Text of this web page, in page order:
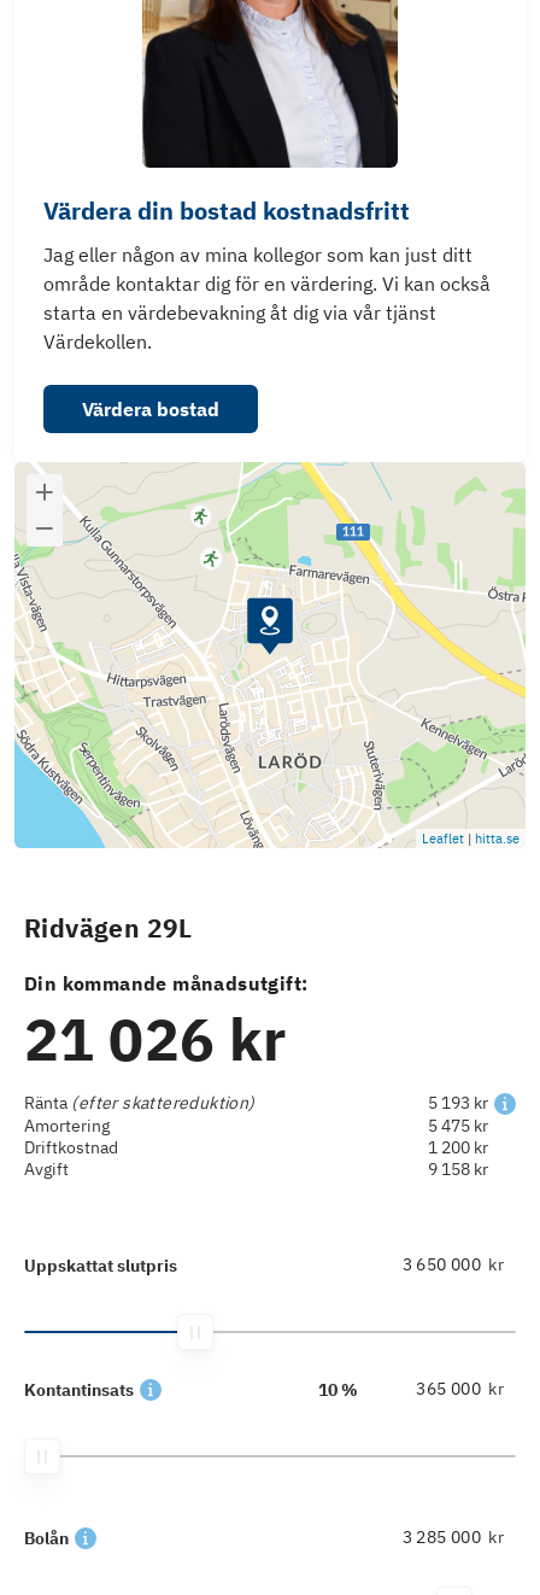
Värdera din bostad kostnadsfritt
Jag eller någon av mina kollegor som kan just ditt
område kontaktar dig för en värdering. Vi kan också
starta en värdebevakning åt dig via vår tjänst
Värdekollen.
Värdera bostad
Leaflet | hitta.se
Ridvägen 29L
Din kommande månadsutgift:
21 026 kr
Ränta (efter skattereduktion)
5 193 kr
Amortering
5 475 kr
Driftkostnad
1 200 kr
Avgift
9 158 kr
Uppskattat slutpris kr
Kontantinsats 10 % kr
Bolån kr